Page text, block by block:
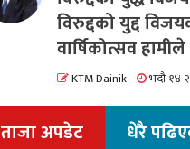
विरुद्दको युद्द
वार्षिकोत्सव
KTM Dainik भदौ १४
ताजा अपडेट धेरै